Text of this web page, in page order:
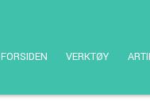
FORSIDEN VERKTØY